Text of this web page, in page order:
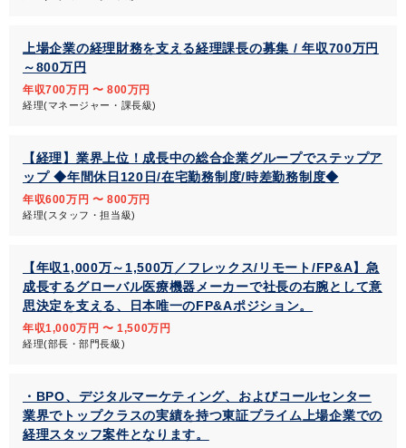
上場企業の経理財務を支える経理課長の募集 / 年収700万円
～800万円
年収700万円 〜 800万円
経理(マネージャー・課長級)
【経理】業界上位！成長中の総合企業グループでステップア
ップ ◆年間休日120日/在宅勤務制度/時差勤務制度◆
年収600万円 〜 800万円
経理(スタッフ・担当級)
【年収1,000万～1,500万／フレックス/リモート/FP&A】急
成長するグローバル医療機器メーカーで社長の右腕として意
思決定を支える、日本唯一のFP&Aポジション。
年収1,000万円 〜 1,500万円
経理(部長・部門長級)
・BPO、デジタルマーケティング、およびコールセンター
業界でトップクラスの実績を持つ東証プライム上場企業での
経理スタッフ案件となります。